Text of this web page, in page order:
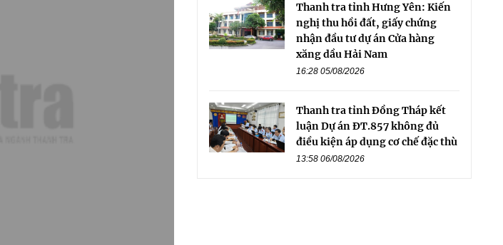
Thanh tra tỉnh Hưng Yên: Kiến
nghị thu hồi đất, giấy chứng
nhận đầu tư dự án Cửa hàng
xăng dầu Hải Nam
16:28 05/08/2026
Thanh tra tỉnh Đồng Tháp kết
luận Dự án ĐT.857 không đủ
điều kiện áp dụng cơ chế đặc thù
13:58 06/08/2026